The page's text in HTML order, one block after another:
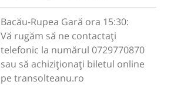
Bacău-Rupea Gară ora 15:30:
Vă rugăm să ne contactați
telefonic la numărul 0729770870
sau să achiziționați biletul online
pe transolteanu.ro